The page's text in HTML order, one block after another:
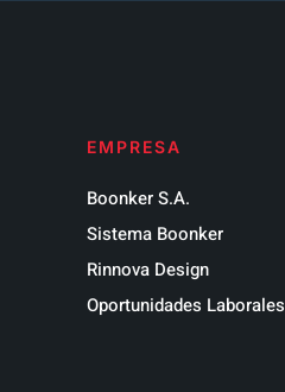
EMPRESA
Boonker S.A.
Sistema Boonker
Rinnova Design
Oportunidades Laborales